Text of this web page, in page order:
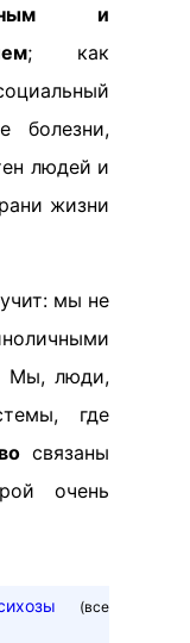
и
; как
болезни,
людей и
жизни
мы не
Мы, люди,
где
связаны
очень
(все